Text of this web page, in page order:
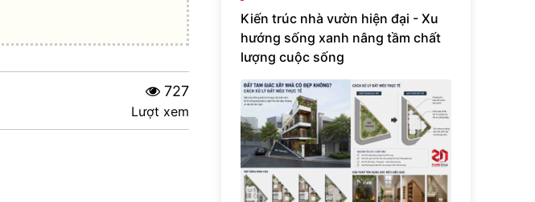
727
Lượt xem
Kiến trúc nhà vườn hiện đại - Xu
hướng sống xanh nâng tầm chất
lượng cuộc sống